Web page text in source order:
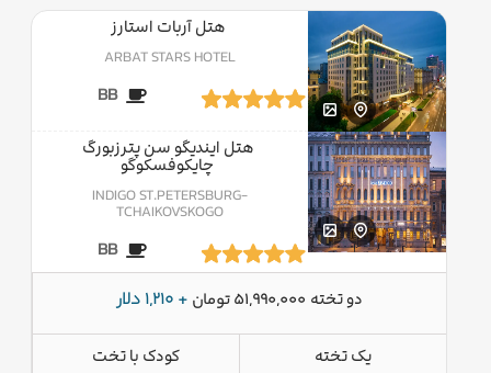
هتل آربات استارز
ARBAT STARS HOTEL
BB
هتل ایندیگو سن پترزبورگ
چایکوفسکوگو
INDIGO ST.PETERSBURG-
TCHAIKOVSKOGO
BB
دو تخته 51,990,000 تومان + 1,210 دلار
یک تخته کودک با تخت